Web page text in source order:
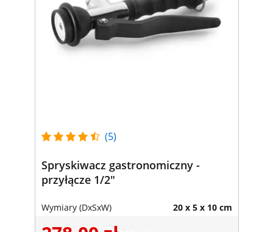
(5)
Spryskiwacz gastronomiczny -
przyłącze 1/2"
Wymiary (DxSxW) 20 x 5 x 10 cm